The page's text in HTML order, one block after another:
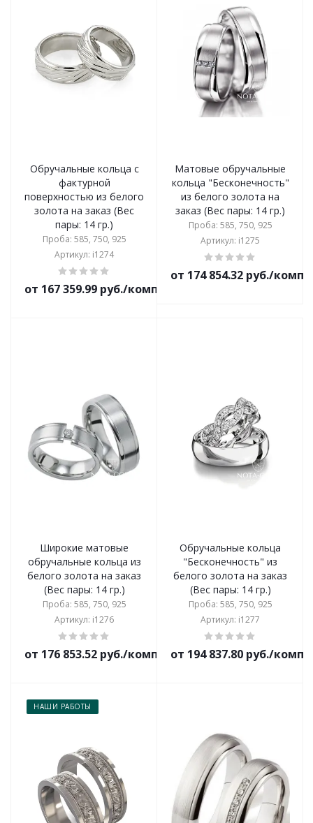
Обручальные кольца с
фактурной
поверхностью из белого
золота на заказ (Вес
пары: 14 гр.)
Проба: 585, 750, 925
Артикул: i1274
от 167 359.99 руб./комплект
Матовые обручальные
кольца "Бесконечность"
из белого золота на
заказ (Вес пары: 14 гр.)
Проба: 585, 750, 925
Артикул: i1275
от 174 854.32 руб./
Широкие матовые
обручальные кольца из
белого золота на заказ
(Вес пары: 14 гр.)
Проба: 585, 750, 925
Артикул: i1276
от 176 853.52 руб./комплект
Обручальные кольца
"Бесконечность" из
белого золота на заказ
(Вес пары: 14 гр.)
Проба: 585, 750, 925
Артикул: i1277
от 194 837.80 руб./
НАШИ РАБОТЫ